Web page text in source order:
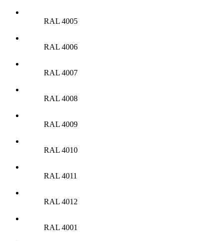
RAL 4005
RAL 4006
RAL 4007
RAL 4008
RAL 4009
RAL 4010
RAL 4011
RAL 4012
RAL 4001